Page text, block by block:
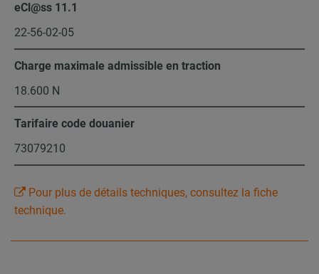
eCl@ss 11.1
22-56-02-05
Charge maximale admissible en traction
18.600 N
Tarifaire code douanier
73079210
Pour plus de détails techniques, consultez la fiche
technique.